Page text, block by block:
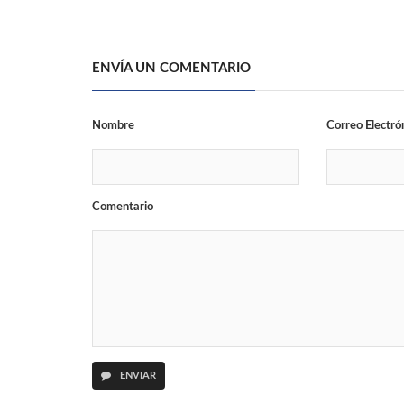
ENVÍA UN COMENTARIO
Nombre Correo
Comentario
ENVIAR